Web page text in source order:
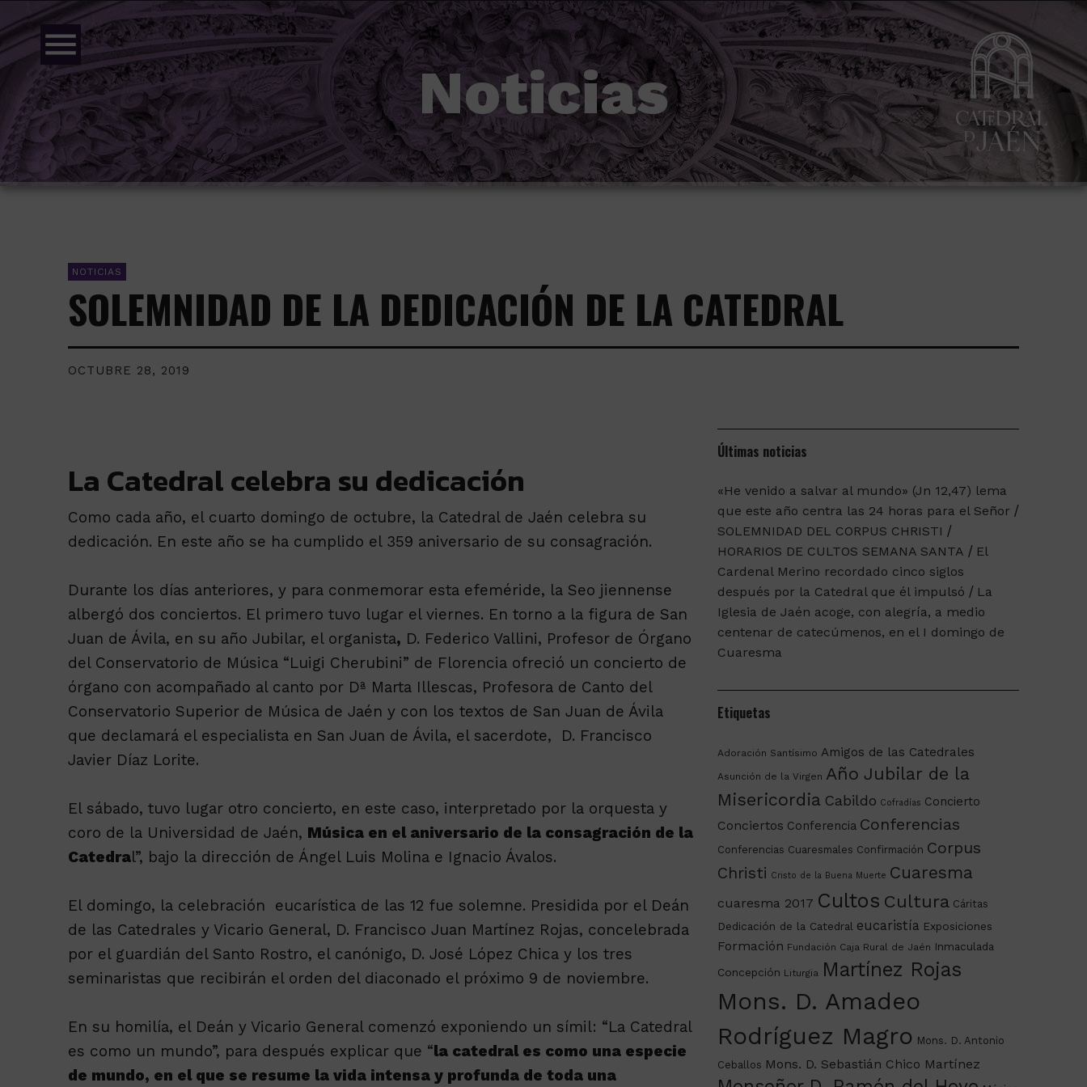
menu
Noticias
NOTICIAS
SOLEMNIDAD DE LA DEDICACIÓN DE LA CATEDRAL
OCTUBRE 28, 2019
La Catedral celebra su dedicación
Como cada año, el cuarto domingo de octubre, la Catedral de Jaén celebra su
dedicación. En este año se ha cumplido el 359 aniversario de su consagración.
Durante los días anteriores, y para conmemorar esta efeméride, la Seo jiennense
albergó dos conciertos. El primero tuvo lugar el viernes. En torno a la figura de San
Juan de Ávila, en su año Jubilar, el organista, D. Federico Vallini, Profesor de Órgano
del Conservatorio de Música “Luigi Cherubini” de Florencia ofreció un concierto de
órgano con acompañado al canto por Dª Marta Illescas, Profesora de Canto del
Conservatorio Superior de Música de Jaén y con los textos de San Juan de Ávila
que declamará el especialista en San Juan de Ávila, el sacerdote, D. Francisco
Javier Díaz Lorite.
El sábado, tuvo lugar otro concierto, en este caso, interpretado por la orquesta y
coro de la Universidad de Jaén, Música en el aniversario de la consagración de la
Catedral”, bajo la dirección de Ángel Luis Molina e Ignacio Ávalos.
El domingo, la celebración eucarística de las 12 fue solemne. Presidida por el Deán
de las Catedrales y Vicario General, D. Francisco Juan Martínez Rojas, concelebrada
por el guardián del Santo Rostro, el canónigo, D. José López Chica y los tres
seminaristas que recibirán el orden del diaconado el próximo 9 de noviembre.
En su homilía, el Deán y Vicario General comenzó exponiendo un símil: “La Catedral
es como un mundo”, para después explicar que “la catedral es como una especie
de mundo, en el que se resume la vida intensa y profunda de toda una
Últimas noticias
«He venido a salvar al mundo» (Jn 12,47) lema
que este año centra las 24 horas para el Señor
SOLEMNIDAD DEL CORPUS CHRISTI
HORARIOS DE CULTOS SEMANA SANTA
El
Cardenal Merino recordado cinco siglos
después por la Catedral que él impulsó
La
Iglesia de Jaén acoge, con alegría, a medio
centenar de catecúmenos, en el I domingo de
Cuaresma
Etiquetas
Adoración Santísimo Amigos de las Catedrales
Asunción de la Virgen Año Jubilar de la
Misericordia Cabildo Cofradías Concierto
Conciertos Conferencia Conferencias
Conferencias Cuaresmales Confirmación Corpus
Christi Cristo de la Buena Muerte Cuaresma
cuaresma 2017 Cultos Cultura Cáritas
Dedicación de la Catedral eucaristía Exposiciones
Formación Fundación Caja Rural de Jaén Inmaculada
Concepción Liturgia Martínez Rojas
Mons. D. Amadeo
Rodríguez Magro Mons. D. Antonio
Ceballos Mons. D. Sebastián Chico Martínez